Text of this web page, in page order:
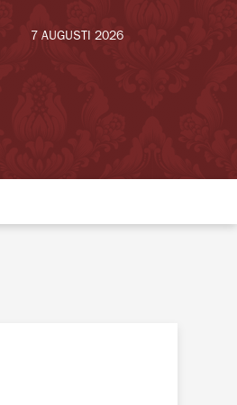
7 AUGUSTI 2026